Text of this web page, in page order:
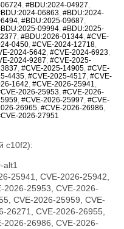
, #BDU:2024-04927,
06863, #BDU:2024-
, #BDU:2025-09687,
09994, #BDU:2025-
, #BDU:2026-01344, #CVE-
0450, #CVE-2024-12718,
2024-5642, #CVE-2024-6923,
2024-9287, #CVE-2025-
, #CVE-2025-14905, #CVE-
4435, #CVE-2025-4517, #CVE-
1642, #CVE-2026-25941,
2026-25953, #CVE-2026-
, #CVE-2026-25997, #CVE-
26965, #CVE-2026-26986,
2026-27951
c10f2):
alt1
25941, CVE-2026-25942,
2026-25953, CVE-2026-
CVE-2026-25959, CVE-
26271, CVE-2026-26955,
2026-26986, CVE-2026-